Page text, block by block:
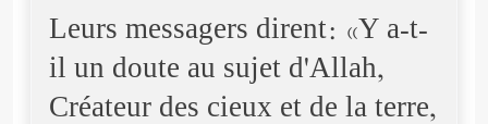
Leurs messagers dirent: «Y a-t-
il un doute au sujet d'Allah,
Créateur des cieux et de la terre,